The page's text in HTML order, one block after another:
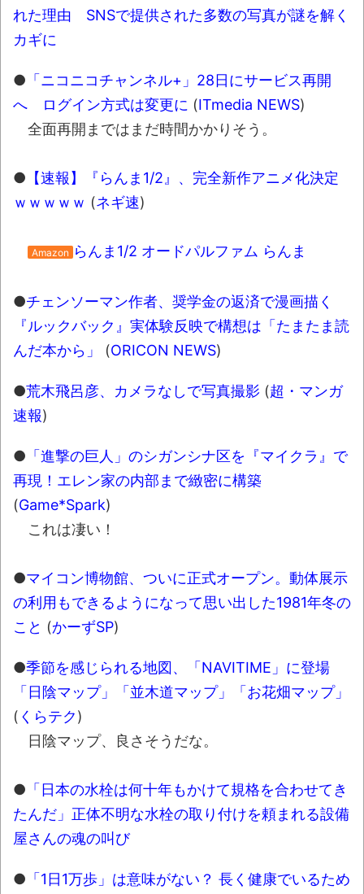
れた理由 SNSで提供された多数の写真が謎を解く
カギに
● 「ニコニコチャンネル+」28日にサービス再開
へ ログイン方式は変更に (ITmedia NEWS)
全面再開まではまだ時間かかりそう。
● 【速報】『らんま1/2』、完全新作アニメ化決定
ｗｗｗｗｗ (ネギ速)
Amazon らんま1/2 オードパルファム らんま
●チェンソーマン作者、奨学金の返済で漫画描く
『ルックバック』実体験反映で構想は「たまたま読
んだ本から」
(ORICON NEWS)
●荒木飛呂彦、カメラなしで写真撮影 (超・マンガ
速報)
● 「進撃の巨人」のシガンシナ区を『マイクラ』で
再現！エレン家の内部まで緻密に構築
(Game*Spark)
これは凄い！
●マイコン博物館、ついに正式オープン。動体展示
の利用もできるようになって思い出した1981年冬の
こと (かーずSP)
●季節を感じられる地図、「NAVITIME」に登場
「日陰マップ」「並木道マップ」「お花畑マップ」
( くらテク)
日陰マップ、良さそうだな。
● 「日本の水栓は何十年もかけて規格を合わせてき
たんだ」正体不明な水栓の取り付けを頼まれる設備
屋さんの魂の叫び
● 「1日1万歩」は意味がない？ 長く健康でいるため